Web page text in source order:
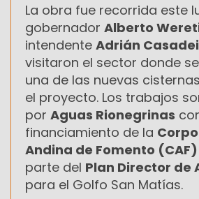
La obra fue recorrida este
gobernador Alberto
intendente Adrián Casadei
visitaron el sector donde
una de las nuevas
el proyecto. Los trabajos
por Aguas Rionegrinas
financiamiento de la
Andina de Fomento (CAF)
parte del Plan Director de
para el Golfo San Matías.